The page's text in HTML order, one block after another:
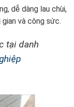
dễ dàng lau chùi,
và công sức.
tại danh